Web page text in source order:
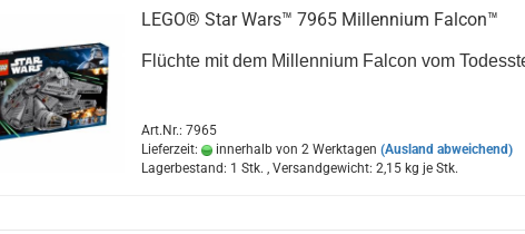
LEGO® Star Wars™ 7965 Millennium Falcon™
Flüchte mit dem Millennium Falcon vom
Art.Nr.: 7965
Lieferzeit:
innerhalb von 2 Werktagen (Ausland abweichend)
Lagerbestand: 1 Stk. , Versandgewicht: 2,15kg je Stk.